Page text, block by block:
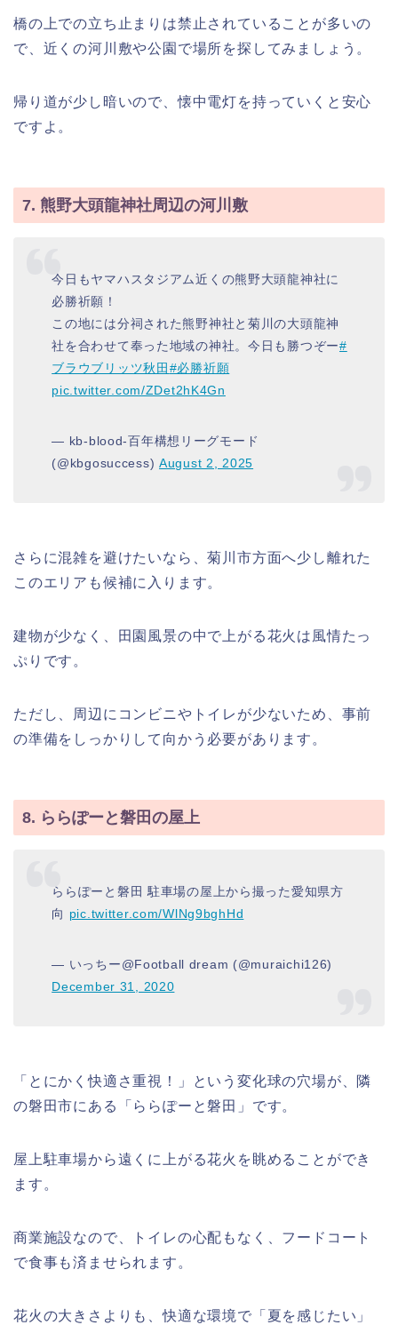
橋の上での立ち止まりは禁止されていることが多いの
で、近くの河川敷や公園で場所を探してみましょう。
帰り道が少し暗いので、懐中電灯を持っていくと安心
ですよ。
7. 熊野大頭龍神社周辺の河川敷
今日もヤマハスタジアム近くの熊野大頭龍神社に
必勝祈願！
この地には分祠された熊野神社と菊川の大頭龍神
社を合わせて奉った地域の神社。今日も勝つぞー#
ブラウブリッツ秋田 #必勝祈願
pic.twitter.com/ZDet2hK4Gn
— kb-blood-百年構想リーグモード
(@kbgosuccess) August 2, 2025
さらに混雑を避けたいなら、菊川市方面へ少し離れた
このエリアも候補に入ります。
建物が少なく、田園風景の中で上がる花火は風情たっ
ぷりです。
ただし、周辺にコンビニやトイレが少ないため、事前
の準備をしっかりして向かう必要があります。
8. ららぽーと磐田の屋上
ららぽーと磐田 駐車場の屋上から撮った愛知県方
向 pic.twitter.com/WlNg9bghHd
— いっちー@Football dream (@muraichi126)
December 31, 2020
「とにかく快適さ重視！」という変化球の穴場が、隣
の磐田市にある「ららぽーと磐田」です。
屋上駐車場から遠くに上がる花火を眺めることができ
ます。
商業施設なので、トイレの心配もなく、フードコート
で食事も済ませられます。
花火の大きさよりも、快適な環境で「夏を感じたい」